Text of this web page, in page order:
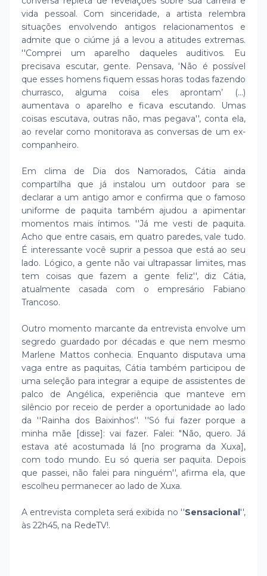
vida pessoal. Com sinceridade, a artista relembra
situações envolvendo antigos relacionamentos e
admite que o ciúme já a levou a atitudes extremas.
''Comprei um aparelho daqueles auditivos. Eu
precisava escutar, gente. Pensava, ‘Não é possível
que esses homens fiquem essas horas todas fazendo
churrasco, alguma coisa eles aprontam’ (...)
aumentava o aparelho e ficava escutando. Umas
coisas escutava, outras não, mas pegava'', conta ela,
ao revelar como monitorava as conversas de um ex-
companheiro.
Em clima de Dia dos Namorados, Cátia ainda
compartilha que já instalou um outdoor para se
declarar a um antigo amor e confirma que o famoso
uniforme de paquita também ajudou a apimentar
momentos mais íntimos. ''Já me vesti de paquita.
Acho que entre casais, em quatro paredes, vale tudo.
É interessante você suprir a pessoa que está ao seu
lado. Lógico, a gente não vai ultrapassar limites, mas
tem coisas que fazem a gente feliz'', diz Cátia,
atualmente casada com o empresário Fabiano
Trancoso.
Outro momento marcante da entrevista envolve um
segredo guardado por décadas e que nem mesmo
Marlene Mattos conhecia. Enquanto disputava uma
vaga entre as paquitas, Cátia também participou de
uma seleção para integrar a equipe de assistentes de
palco de Angélica, experiência que manteve em
silêncio por receio de perder a oportunidade ao lado
da ''Rainha dos Baixinhos''. ''Só fui fazer porque a
minha mãe [disse]: vai fazer. Falei: "Não, quero. Já
estava até acostumada lá [no programa da Xuxa],
com todo mundo. Eu só queria ser paquita. Depois
que passei, não falei para ninguém'', afirma ela, que
escolheu permanecer ao lado de Xuxa.
A entrevista completa será exibida no ''Sensacional'',
às 22h45, na RedeTV!.